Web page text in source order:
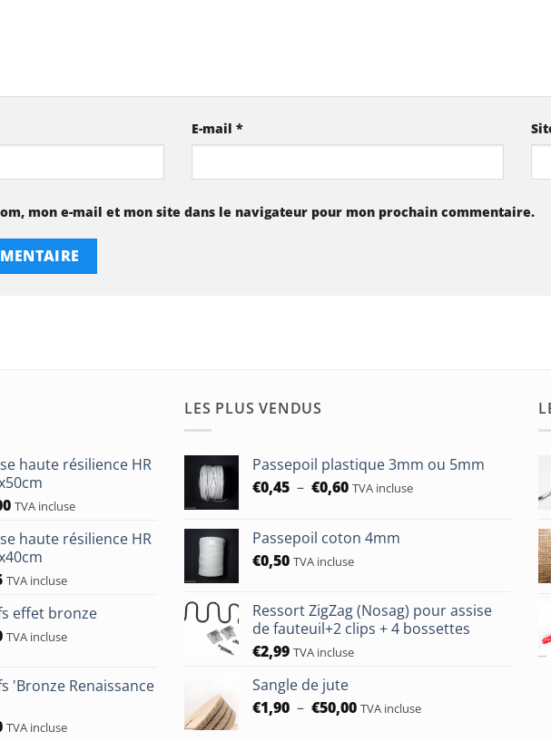
E-mail*
mon e-mail et mon site dans le navigateur pour mon prochain commentaire.
haute résilience HR
Plage
prix :
€8,25
à
TVA incluse
haute résilience HR
Plage
prix :
€5,30
TVA incluse
effet bronze
Plage
€6,50
€24,00
TVA incluse
'Bronze Renaissance
Plage
TVA incluse
LES PLUS VENDUS
Passepoil plastique 3mm ou 5mm
€0,45 – €0,60Plage
€0,45
à
TVA incluse
Passepoil coton 4mm
€0,50 TVA incluse
Ressort ZigZag (Nosag) pour assise
de fauteuil+2 clips + 4 bossettes
€2,99 TVA incluse
Sangle de jute
€1,90 – €50,00Plage
TVA incluse